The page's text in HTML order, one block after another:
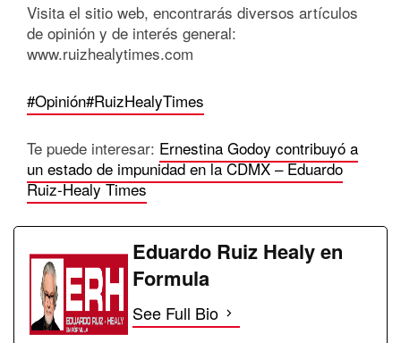
Visita el sitio web, encontrarás diversos artículos
de opinión y de interés general:
www.ruizhealytimes.com
#Opinión#RuizHealyTimes
Te puede interesar: Ernestina Godoy contribuyó a
un estado de impunidad en la CDMX – Eduardo
Ruiz-Healy Times
Eduardo Ruiz Healy en
Formula
See Full Bio